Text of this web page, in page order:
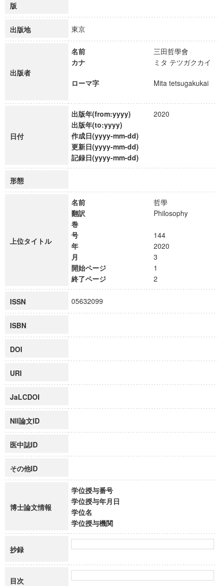
版
出版地 東京
出版者
名前
三田哲學會
カナ
ミタ テツガクカイ
ローマ字 Mita tetsugakukai
日付
出版年(from:yyyy)
2020
出版年(to:yyyy)
作成日(yyyy-mm-dd)
更新日(yyyy-mm-dd)
記録日(yyyy-mm-dd)
形態
上位タイトル
名前
哲學
翻訳
Philosophy
巻
号
144
年
2020
月
3
開始ページ
1
終了ページ
2
ISSN 05632099
ISBN
DOI
URI
JaLCDOI
NII論文ID
医中誌ID
その他ID
博士論文情報
学位授与番号
学位授与年月日
学位名
学位授与機関
抄録
目次